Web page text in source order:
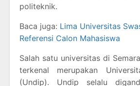
politeknik.
Baca juga: Lima Universitas
Referensi Calon Mahasiswa
Salah satu universitas di
terkenal merupakan
(Undip). Undip selalu